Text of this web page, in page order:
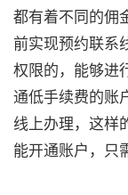
都有着不同的佣
前实现预约联系
权限的，能够进
通低手续费的账
线上办理，这样
能开通账户，只